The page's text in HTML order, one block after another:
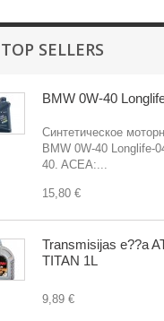
TOP SELLERS
BMW 0W-40
Синтетическое
BMW 0W-40 Longlife-
40. ACEA:...
15,80 €
Transmisijas e??a
TITAN 1L
9,89 €